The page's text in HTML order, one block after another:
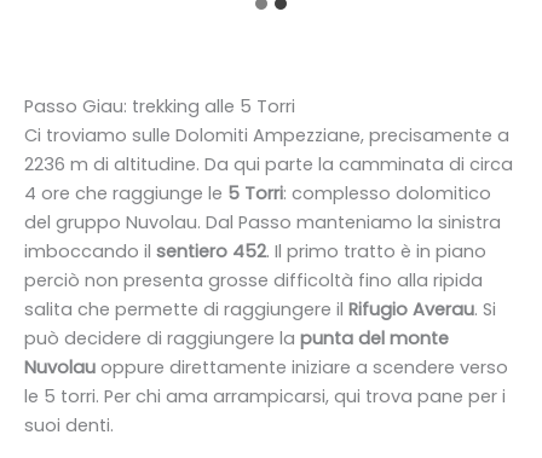
Passo Giau: trekking alle 5 Torri
Ci troviamo sulle Dolomiti Ampezziane, precisamente a
2236 m di altitudine. Da qui parte la camminata di circa
4 ore che raggiunge le 5 Torri: complesso dolomitico
del gruppo Nuvolau. Dal Passo manteniamo la sinistra
imboccando il sentiero 452. Il primo tratto è in piano
perciò non presenta grosse difficoltà fino alla ripida
salita che permette di raggiungere il Rifugio Averau. Si
può decidere di raggiungere la punta del monte
Nuvolau oppure direttamente iniziare a scendere verso
le 5 torri. Per chi ama arrampicarsi, qui trova pane per i
suoi denti.